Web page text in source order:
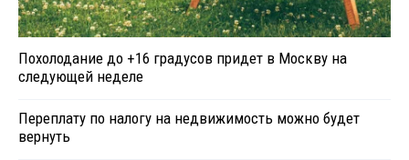
Похолодание до +16 градусов придет в Москву на
следующей неделе
Переплату по налогу на недвижимость можно будет
вернуть